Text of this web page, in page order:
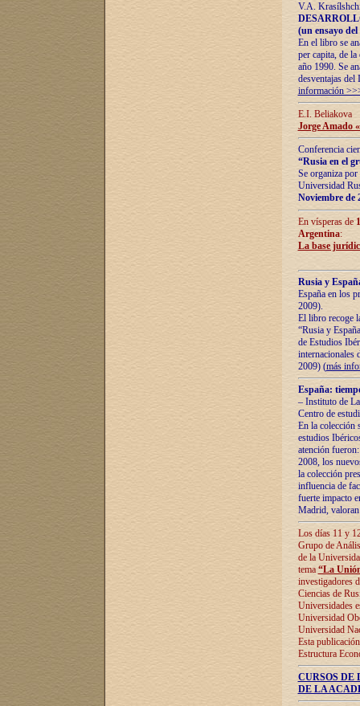
V.A.
(un ensayo
En el libro se
per capita, de
año 1990. Se
desventajas
información
E.I. Beliakova
Jorge Amado
Conferencia
“Rusia en el
Se organiza
Universidad
Noviembre de
En vísperas de
Argentina:
La base
Rusia y
España en los
2009).
El libro recoge
“Rusia y
de Estudios
internacionales
2009) (más
España:
– Instituto de
Centro de
En la colección
estudios
atención
2008, los
la colección
influencia de
fuerte impacto
Madrid,
Los días 11 y
Grupo de
de la
tema “La
investigadores
Ciencias de
Universidades
Universidad
Universidad
Esta
Estructura
CURSOS
DE LA